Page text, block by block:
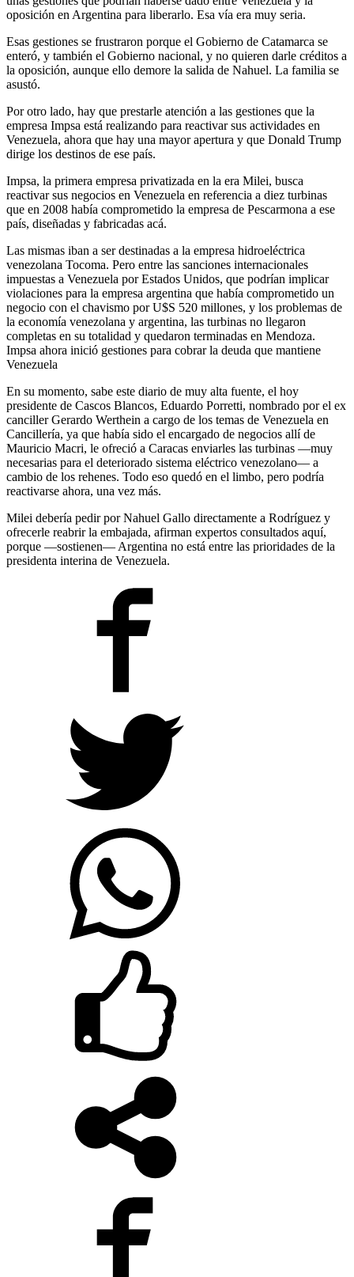
oposición en Argentina para liberarlo. Esa vía era muy seria.
Esas gestiones se frustraron porque el Gobierno de Catamarca se
enteró, y también el Gobierno nacional, y no quieren darle créditos a
la oposición, aunque ello demore la salida de Nahuel. La familia se
asustó.
Por otro lado, hay que prestarle atención a las gestiones que la
empresa Impsa está realizando para reactivar sus actividades en
Venezuela, ahora que hay una mayor apertura y que Donald Trump
dirige los destinos de ese país.
Impsa, la primera empresa privatizada en la era Milei, busca
reactivar sus negocios en Venezuela en referencia a diez turbinas
que en 2008 había comprometido la empresa de Pescarmona a ese
país, diseñadas y fabricadas acá.
Las mismas iban a ser destinadas a la empresa hidroeléctrica
venezolana Tocoma. Pero entre las sanciones internacionales
impuestas a Venezuela por Estados Unidos, que podrían implicar
violaciones para la empresa argentina que había comprometido un
negocio con el chavismo por U$S 520 millones, y los problemas de
la economía venezolana y argentina, las turbinas no llegaron
completas en su totalidad y quedaron terminadas en Mendoza.
Impsa ahora inició gestiones para cobrar la deuda que mantiene
Venezuela
En su momento, sabe este diario de muy alta fuente, el hoy
presidente de Cascos Blancos, Eduardo Porretti, nombrado por el ex
canciller Gerardo Werthein a cargo de los temas de Venezuela en
Cancillería, ya que había sido el encargado de negocios allí de
Mauricio Macri, le ofreció a Caracas enviarles las turbinas —muy
necesarias para el deteriorado sistema eléctrico venezolano— a
cambio de los rehenes. Todo eso quedó en el limbo, pero podría
reactivarse ahora, una vez más.
Milei debería pedir por Nahuel Gallo directamente a Rodríguez y
ofrecerle reabrir la embajada, afirman expertos consultados aquí,
porque —sostienen— Argentina no está entre las prioridades de la
presidenta interina de Venezuela.